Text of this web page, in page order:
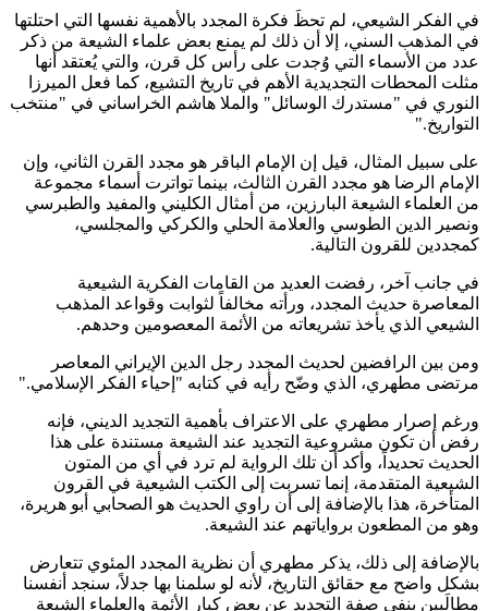
في الفكر الشيعي، لم تحظَ فكرة المجدد بالأهمية نفسها التي احتلتها
في المذهب السني، إلا أن ذلك لم يمنع بعض علماء الشيعة من ذكر
عدد من الأسماء التي وُجدت على رأس كل قرن، والتي يُعتقد أنها
مثلت المحطات التجديدية الأهم في تاريخ التشيع، كما فعل الميرزا
النوري في "مستدرك الوسائل" والملا هاشم الخراساني في "منتخب
التواريخ".
على سبيل المثال، قيل إن الإمام الباقر هو مجدد القرن الثاني، وإن
الإمام الرضا هو مجدد القرن الثالث، بينما تواترت أسماء مجموعة
من العلماء الشيعة البارزين، من أمثال الكليني والمفيد والطبرسي
ونصير الدين الطوسي والعلامة الحلي والكركي والمجلسي،
كمجددين للقرون التالية.
في جانب آخر، رفضت العديد من القامات الفكرية الشيعية
المعاصرة حديث المجدد، ورأته مخالفاً لثوابت وقواعد المذهب
الشيعي الذي يأخذ تشريعاته من الأئمة المعصومين وحدهم.
ومن بين الرافضين لحديث المجدد رجل الدين الإيراني المعاصر
مرتضى مطهري، الذي وضّح رأيه في كتابه "إحياء الفكر الإسلامي".
ورغم إصرار مطهري على الاعتراف بأهمية التجديد الديني، فإنه
رفض أن تكون مشروعية التجديد عند الشيعة مستندة على هذا
الحديث تحديداً، وأكد أن تلك الرواية لم ترد في أي من المتون
الشيعية المتقدمة، إنما تسربت إلى الكتب الشيعية في القرون
المتأخرة، هذا بالإضافة إلى أن راوي الحديث هو الصحابي أبو هريرة،
وهو من المطعون برواياتهم عند الشيعة.
بالإضافة إلى ذلك، يذكر مطهري أن نظرية المجدد المئوي تتعارض
بشكل واضح مع حقائق التاريخ، لأنه لو سلمنا بها جدلاً، سنجد أنفسنا
مطالَبين بنفي صفة التجديد عن بعض كبار الأئمة والعلماء الشيعة